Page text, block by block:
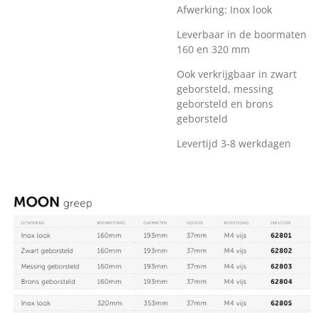
Afwerking: Inox look
Leverbaar in de boormaten
160 en 320 mm
Ook verkrijgbaar in zwart
geborsteld, messing
geborsteld en brons
geborsteld
Levertijd 3-8 werkdagen